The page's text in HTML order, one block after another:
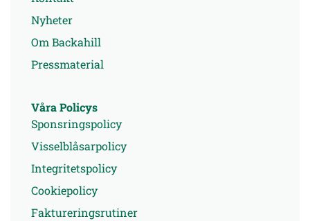
Nyheter
Om Backahill
Pressmaterial
Våra Policys
Sponsringspolicy
Visselblåsarpolicy
Integritetspolicy
Cookiepolicy
Faktureringsrutiner